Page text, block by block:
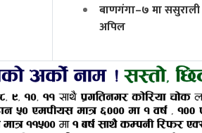
बाणगंगा–७ मा
अपिल